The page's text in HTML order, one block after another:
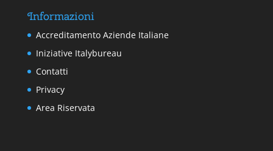
Informazioni
Accreditamento Aziende Italiane
Iniziative Italybureau
Contatti
Privacy
Area Riservata